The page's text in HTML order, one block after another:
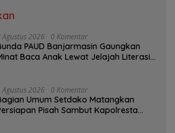
Agustus 2026 0 Komentar
PAUD Banjarmasin Gaungkan
Baca Anak Lewat Jelajah Literasi
Agustus 2026 0 Komentar
Umum Setdako Matangkan
Pisah Sambut Kapolresta